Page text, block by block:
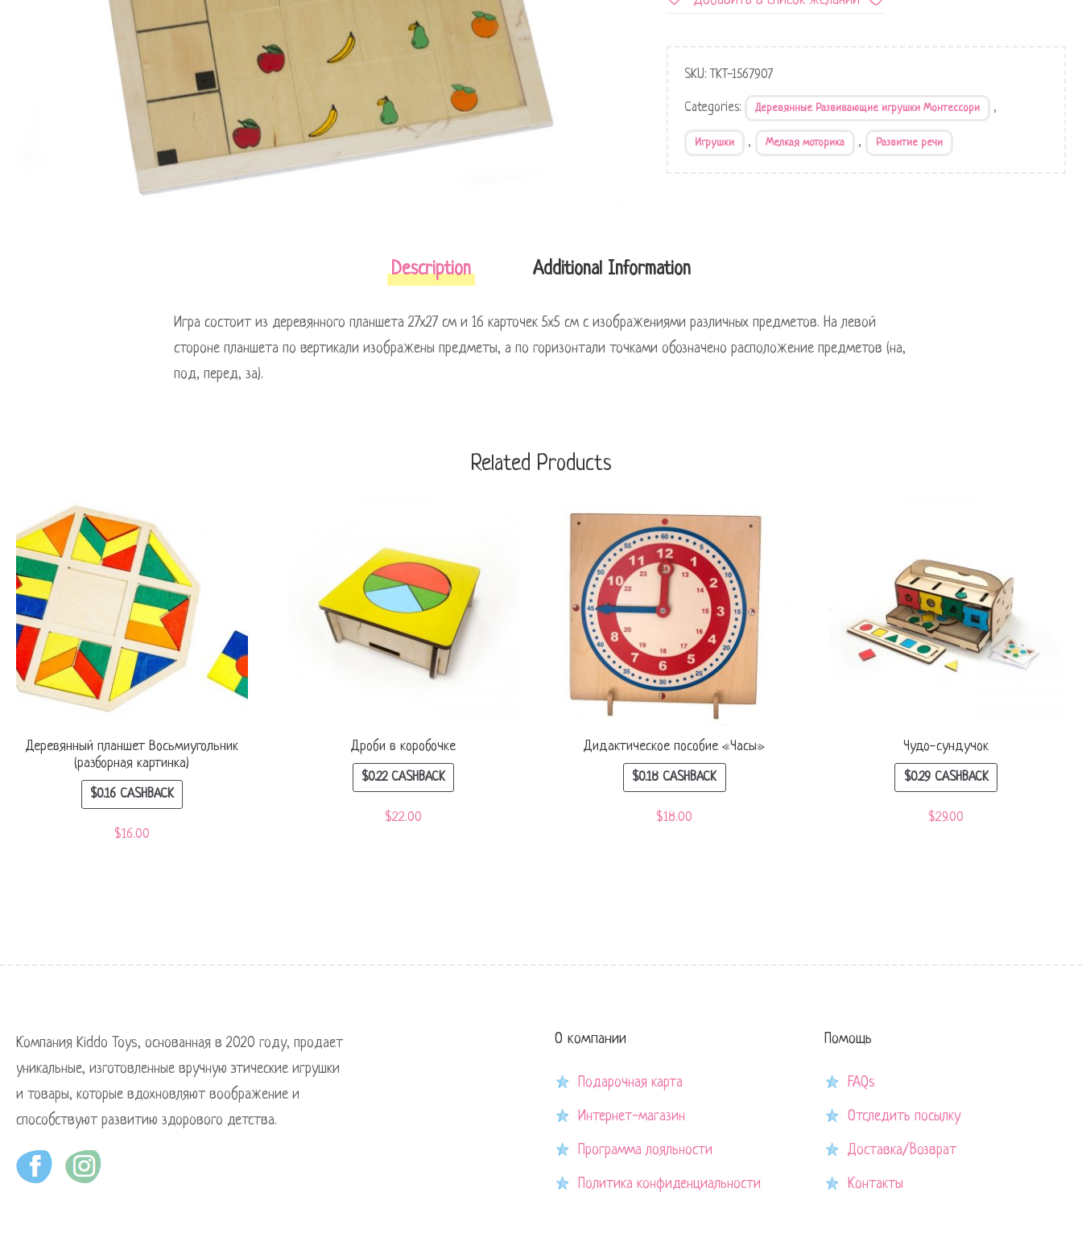
SKU: TKT-1567907
Categories: Деревянные Развивающие игрушки Монтессори ,
Игрушки , Мелкая моторика , Развитие речи
Description Additional Information
Игра состоит из деревянного планшета 27х27 см и 16 карточек 5х5 см с изображениями различных предметов. На левой
стороне планшета по вертикали изображены предметы, а по горизонтали точками обозначено расположение предметов (на,
под, перед, за).
Related Products
Деревянный планшет Восьмиугольник
(разборная картинка)
$0.16CASHBACK
$16.00
Дроби в коробочке
$0.22CASHBACK
$22.00
Дидактическое пособие «Часы»
$0.18 CASHBACK
$18.00
Чудо-сундучок
$0.29CASHBACK
$29.00
Компания Kiddo Toys, основанная в 2020 году, продает
уникальные, изготовленные вручную этические игрушки
и товары, которые вдохновляют воображение и
способствуют развитию здорового детства.
О компании
Подарочная карта
Интернет-магазин
Программа лояльности
Политика конфиденциальности
Помощь
FAQs
Отследить посылку
Доставка/Возврат
Контакты